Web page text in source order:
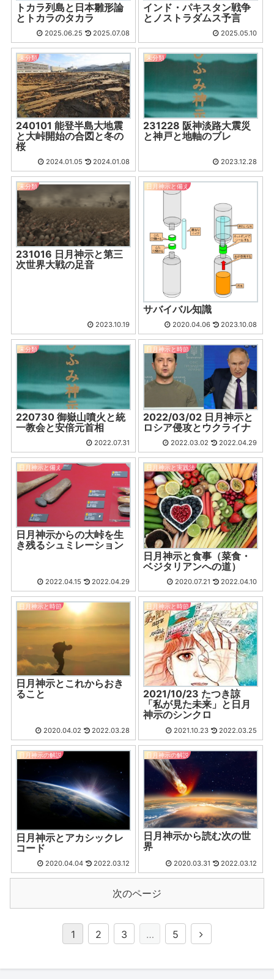
トカラ列島と日本雛形論
とトカラのタカラ
2025.06.25 2025.07.08
インド・パキスタン戦争
とノストラダムス予言
2025.05.10
未分類
240101 能登半島大地震
と大峠開始の合図と冬の
桜
2024.01.05 2024.01.08
未分類
231228 阪神淡路大震災
と神戸と地軸のブレ
2023.12.28
未分類
231016 日月神示と第三
次世界大戦の足音
2023.10.19
日月神示と備え
サバイバル知識
2020.04.06 2023.10.08
未分類
220730 御嶽山噴火と統
一教会と安倍元首相
2022.07.31
日月神示と時節
2022/03/02 日月神示と
ロシア侵攻とウクライナ
2022.03.02 2022.04.29
日月神示と備え
日月神示からの大峠を生
き残るシュミレーション
2022.04.15 2022.04.29
日月神示と実践法
日月神示と食事（菜食・
ベジタリアンへの道）
2020.07.21 2022.04.10
日月神示と時節
日月神示とこれからおき
ること
2020.04.02 2022.03.28
日月神示と時節
2021/10/23 たつき諒
「私が見た未来」と日月
神示のシンクロ
2021.10.23 2022.03.25
日月神示の解説
日月神示とアカシックレ
コード
2020.04.04 2022.03.12
日月神示の解説
日月神示から読む次の世
界
2020.03.31 2022.03.12
次のページ
1 2 3 … 5